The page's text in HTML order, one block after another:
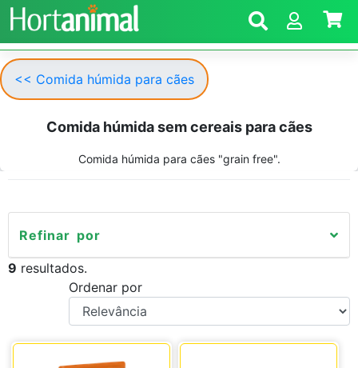
<< Comida húmida para cães
Comida húmida sem cereais para cães
Comida húmida para cães "grain free".
Refinar por
9 resultados.
Ordenar por